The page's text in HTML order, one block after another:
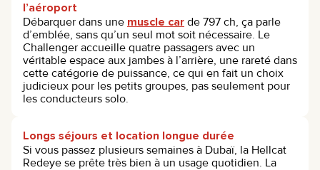
l’aéroport
Débarquer dans une muscle car de 797 ch, ça parle
d’emblée, sans qu’un seul mot soit nécessaire. Le
Challenger accueille quatre passagers avec un
véritable espace aux jambes à l’arrière, une rareté dans
cette catégorie de puissance, ce qui en fait un choix
judicieux pour les petits groupes, pas seulement pour
les conducteurs solo.
Longs séjours et location longue durée
Si vous passez plusieurs semaines à Dubaï, la Hellcat
Redeye se prête très bien à un usage quotidien. La